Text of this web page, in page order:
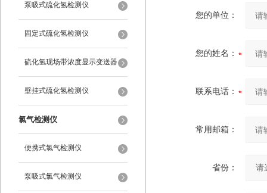
泵吸式硫化氢检测仪
固定式硫化氢检测仪
硫化氢现场带浓度显示变送器
壁挂式硫化氢检测仪
氯气检测仪
便携式氯气检测仪
泵吸式氯气检测仪
您的单位：
您的姓名：
联系电话：
常用邮箱：
省份：